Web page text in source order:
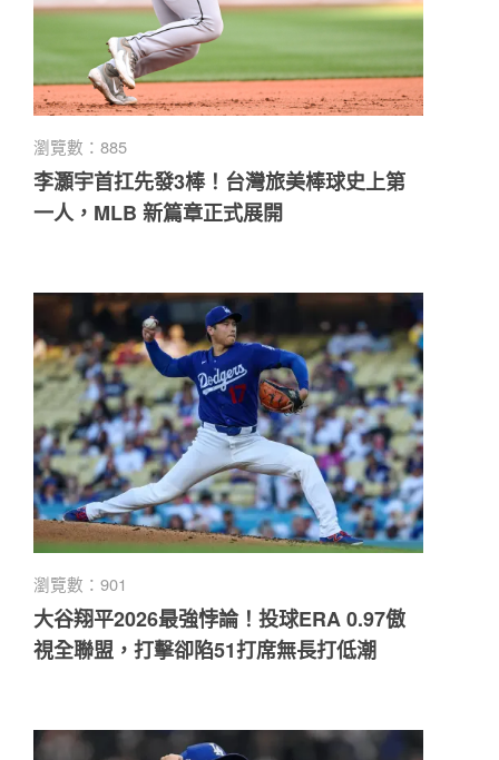
瀏覽數：885
李灝宇首扛先發3棒！台灣旅美棒球史上第
一人，MLB 新篇章正式展開
瀏覽數：901
大谷翔平2026最強悖論！投球ERA 0.97傲
視全聯盟，打擊卻陷51打席無長打低潮